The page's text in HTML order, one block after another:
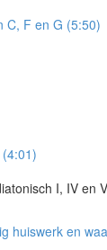
C, F en G (5:50)
I, IV en
huiswerk en